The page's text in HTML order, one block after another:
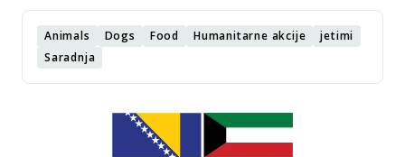
Animals Dogs Food Humanitarne akcije
jetimi
Saradnja